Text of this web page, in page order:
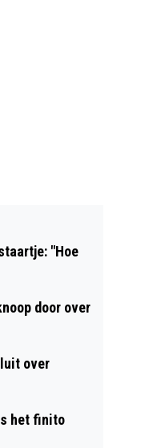
"Hoe
door over
over
het finito